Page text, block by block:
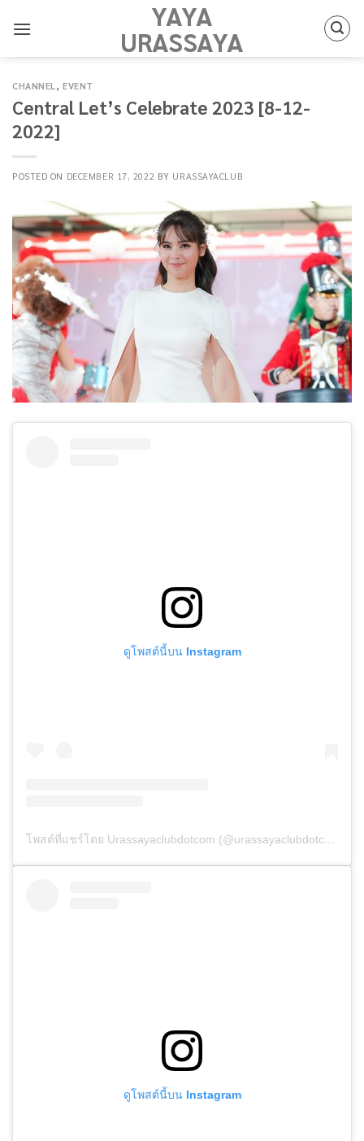
YAYA
URASSAYA
CHANNEL,EVENT
Central Let’s Celebrate 2023 [8-12-
2022]
POSTED ON DECEMBER 17, 2022 BY URASSAYACLUB
ดูโพสต์นี้บน Instagram
โพสต์ที่แชร์โดย Urassayaclubdotcom (@urassayaclubdotcom)
ดูโพสต์นี้บน Instagram